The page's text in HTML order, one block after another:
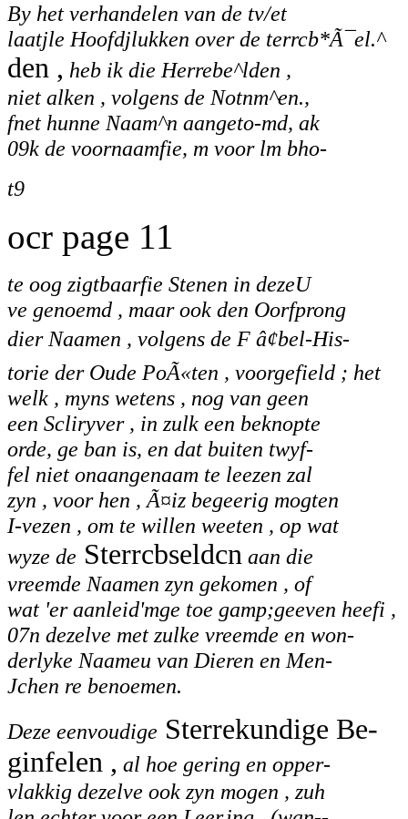
By het verhandelen van de tv/et
laatjle Hoofdjlukken over de terrcb*Ã¯el.^
den , heb ik die Herrebe^lden ,
niet alken , volgens de Notnm^en.,
fnet hunne Naam^n aangeto-md, ak
09k de voornaamfie, m voor lm bho-
t9
ocr page 11
te oog zigtbaarfie Stenen in dezeU
ve genoemd , maar ook den Oorfprong
dier Naamen , volgens de F â¢bel-His-
torie der Oude PoÃ«ten , voorgefield ; het
welk , myns wetens , nog van geen
een Scliryver , in zulk een beknopte
orde, ge ban is, en dat buiten twyf-
fel niet onaangenaam te leezen zal
zyn , voor hen , Ã¤iz begeerig mogten
I-vezen , om te willen weeten , op wat
wyze de Sterrcbseldcn aan die
vreemde Naamen zyn gekomen , of
wat 'er aanleid'mge toe gamp;geeven heefi ,
07n dezelve met zulke vreemde en won-
derlyke Naameu van Dieren en Men-
Jchen re benoemen.
Deze eenvoudige Sterrekundige Be-
ginfelen , al hoe gering en opper-
vlakkig dezelve ook zyn mogen , zuh